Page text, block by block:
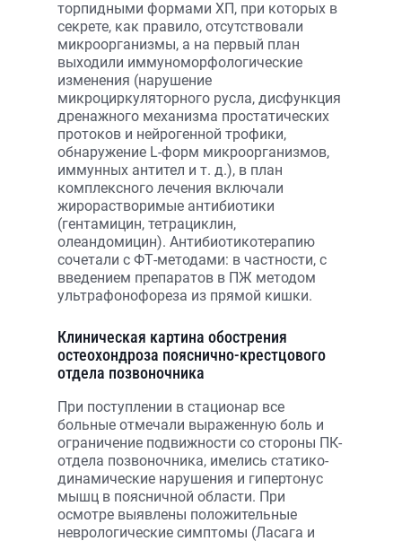
торпидными формами ХП, при которых в
секрете, как правило, отсутствовали
микроорганизмы, а на первый план
выходили иммуноморфологические
изменения (нарушение
микроциркуляторного русла, дисфункция
дренажного механизма простатических
протоков и нейрогенной трофики,
обнаружение L-форм микроорганизмов,
иммунных антител и т. д.), в план
комплексного лечения включали
жирорастворимые антибиотики
(гентамицин, тетрациклин,
олеандомицин). Антибиотикотерапию
сочетали с ФТ-методами: в частности, с
введением препаратов в ПЖ методом
ультрафонофореза из прямой кишки.
Клиническая картина обострения
остеохондроза пояснично-крестцового
отдела позвоночника
При поступлении в стационар все
больные отмечали выраженную боль и
ограничение подвижности со стороны ПК-
отдела позвоночника, имелись статико-
динамические нарушения и гипертонус
мышц в поясничной области. При
осмотре выявлены положительные
неврологические симптомы (Ласага и